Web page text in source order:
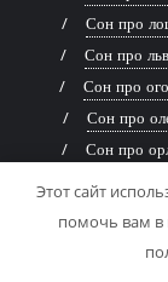
Сон про
Сон про
Сон про
Сон про
Сон про
Этот сайт
помочь вам в